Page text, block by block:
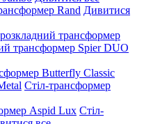
Rand Дивитися
трансформер
трансформер Spier DUO
Butterfly Classic
Стіл-трансформер
Aspid Lux Стіл-